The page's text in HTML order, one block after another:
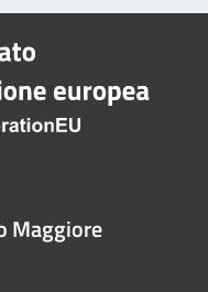
Maggiore